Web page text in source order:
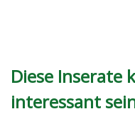
Diese Inserate
interessant